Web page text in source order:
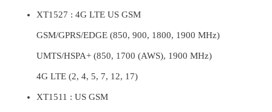
XT1527 : 4G LTE US GSM
GSM/GPRS/EDGE (850, 900, 1800, 1900 MHz)
UMTS/HSPA+ (850, 1700 (AWS), 1900 MHz)
4G LTE (2, 4, 5, 7, 12, 17)
XT1511 : US GSM